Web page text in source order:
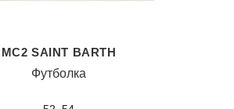
MC2 SAINT BARTH
Футболка